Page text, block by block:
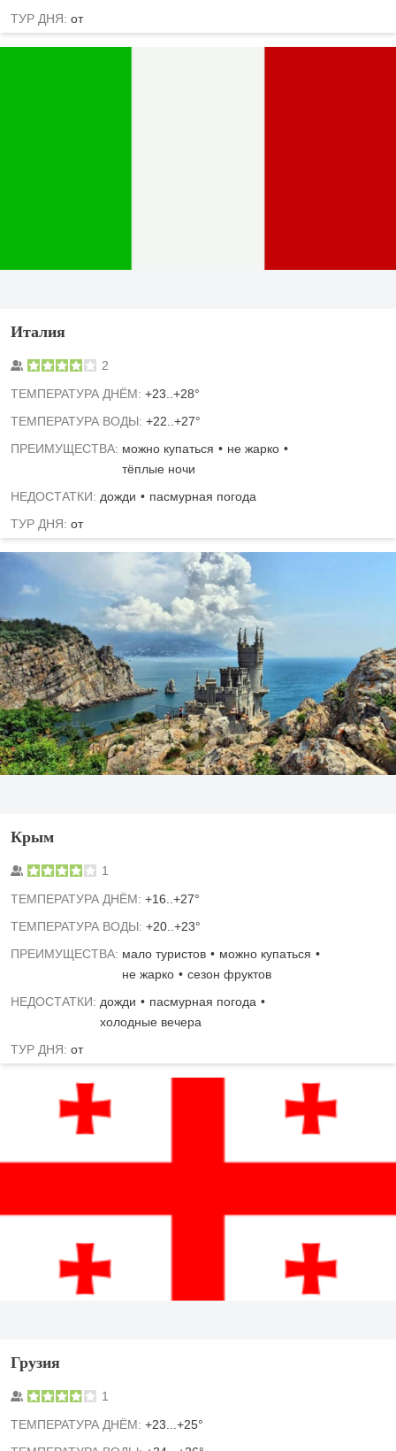
ТУР ДНЯ: от
Италия
2
TЕМПЕРАТУРА ДНЁМ: +23..+28°
ТЕМПЕРАТУРА ВОДЫ: +22..+27°
ПРЕИМУЩЕСТВА: можно купаться
не жарко
тёплые ночи
НЕДОСТАТКИ: дожди
пасмурная погода
ТУР ДНЯ: от
Крым
1
TЕМПЕРАТУРА ДНЁМ: +16..+27°
ТЕМПЕРАТУРА ВОДЫ: +20..+23°
ПРЕИМУЩЕСТВА: мало туристов
можно купаться
не жарко
сезон фруктов
НЕДОСТАТКИ: дожди
пасмурная погода
холодные вечера
ТУР ДНЯ: от
Грузия
1
TЕМПЕРАТУРА ДНЁМ: +23...+25°